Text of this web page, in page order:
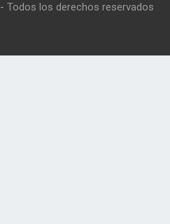
- Todos los derechos reservados